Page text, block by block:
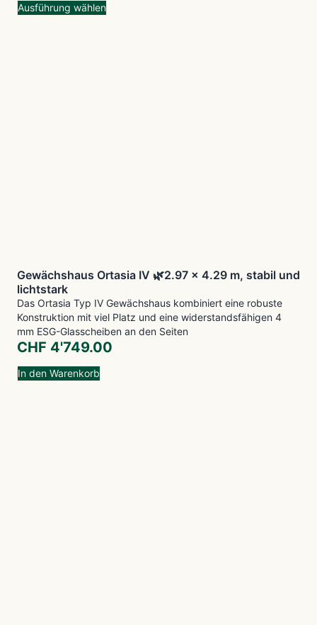
Ausführung wählen
Gewächshaus Ortasia IV 🌿2.97 x 4.29 m, stabil und
lichtstark
Das Ortasia Typ IV Gewächshaus kombiniert eine robuste
Konstruktion mit viel Platz und eine widerstandsfähigen 4
mm ESG-Glasscheiben an den Seiten
CHF 4'749.00
In den Warenkorb